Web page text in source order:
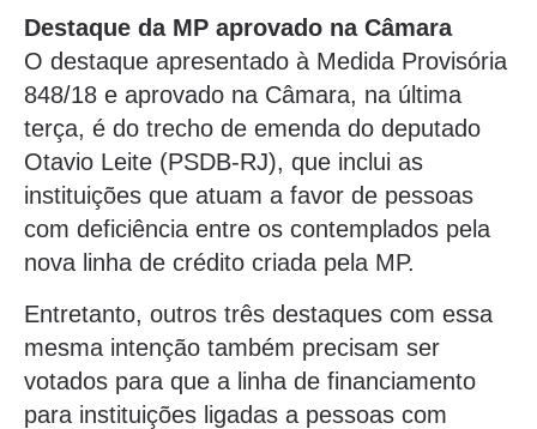
Destaque da MP aprovado na Câmara
O destaque apresentado à Medida Provisória
848/18 e aprovado na Câmara, na última
terça, é do trecho de emenda do deputado
Otavio Leite (PSDB-RJ), que inclui as
instituições que atuam a favor de pessoas
com deficiência entre os contemplados pela
nova linha de crédito criada pela MP.
Entretanto, outros três destaques com essa
mesma intenção também precisam ser
votados para que a linha de financiamento
para instituições ligadas a pessoas com